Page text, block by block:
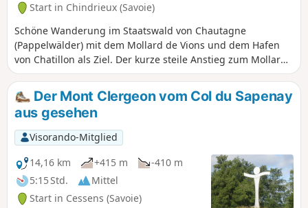
Start in Chindrieux (Savoie)
Schöne Wanderung im Staatswald von Chautagne
(Pappelwälder) mit dem Mollard de Vions und dem Hafen
von Chatillon als Ziel. Der kurze steile Anstieg zum Mollard
de Vions bietet vom Canon de Vions aus einen
Panoramablick auf die Rhône, den Grand Colombier und die
Ebene der Marais de Lavours. Während des Abstiegs nach
Vions bietet sich ein Ausblick auf den Lac du Bourget und
die Croix du Nivolet. Von Vions aus kann man als
Rundwanderung bis nach Chanaz und zur Schleuse am
Canal de Savières weitergehen, allerdings gibt es auf dem
gesamten Abschnitt entlang der Rhône nur sehr wenige
schattige Stellen.
Der Mont Clergeon vom Col du Sapenay
aus gesehen
Visorando-Mitglied
14,16 km
+415 m
-410 m
5:15 Std.
Mittel
Start in Cessens (Savoie)